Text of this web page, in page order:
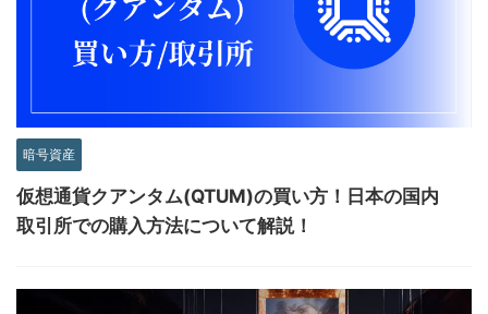
暗号資産
仮想通貨クアンタム(QTUM)の買い方！日本の国内
取引所での購入方法について解説！